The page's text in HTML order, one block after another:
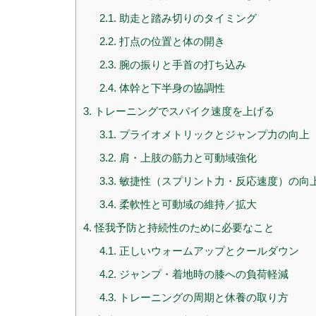
2.1. 助走と踏み切りのタイミング
2.2. 打点の位置と体の開き
2.3. 腕の振りと手首の打ち込み
2.4. 体幹と下半身の協調性
3. トレーニングでスパイク速度を上げる
3.1. プライオメトリックとジャンプ力の向上
3.2. 肩・上肢の筋力と可動域強化
3.3. 敏捷性（スプリント力・反応速度）の向
3.4. 柔軟性と可動域の維持／拡大
4. 怪我予防と持続性のために必要なこと
4.1. 正しいウォームアップとクールダウン
4.2. ジャンプ・着地時の膝への負荷軽減
4.3. トレーニングの周期と休養の取り方